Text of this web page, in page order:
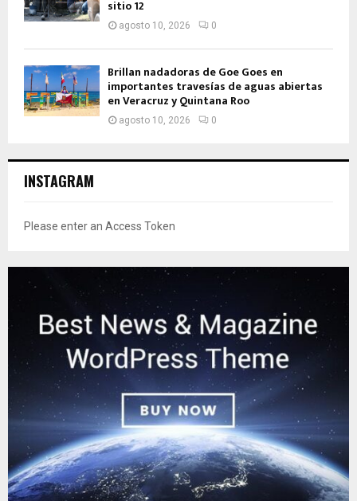
sitio 12
agosto 10, 2026 0
Brillan nadadoras de Goe Goes en
importantes travesías de aguas abiertas
en Veracruz y Quintana Roo
agosto 10, 2026 0
INSTAGRAM
Please enter an Access Token